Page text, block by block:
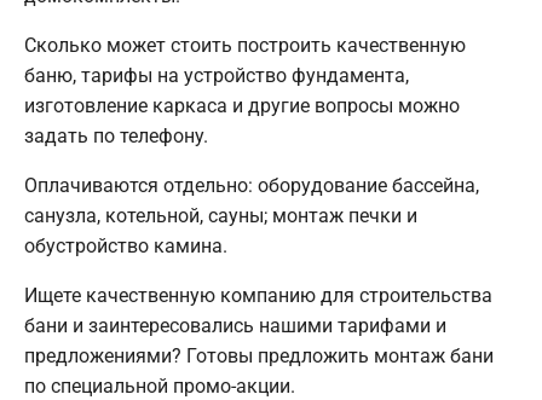
Сколько может стоить построить качественную
баню, тарифы на устройство фундамента,
изготовление каркаса и другие вопросы можно
задать по телефону.
Оплачиваются отдельно: оборудование бассейна,
санузла, котельной, сауны; монтаж печки и
обустройство камина.
Ищете качественную компанию для строительства
бани и заинтересовались нашими тарифами и
предложениями? Готовы предложить монтаж бани
по специальной промо-акции.